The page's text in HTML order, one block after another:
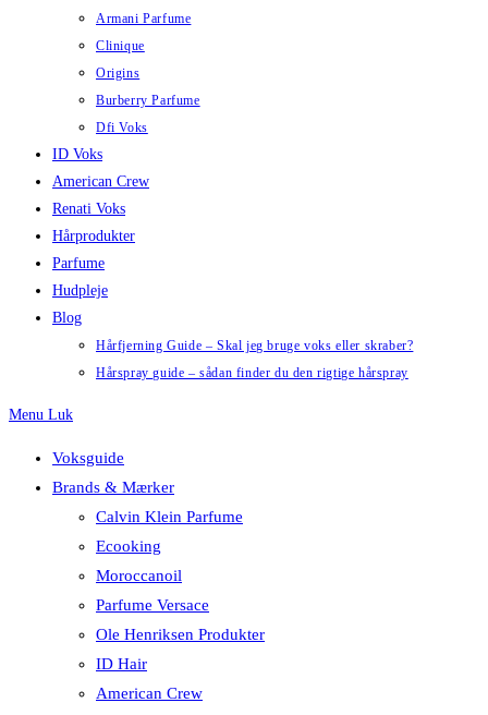
Armani Parfume
Clinique
Origins
Burberry Parfume
Dfi Voks
ID Voks
American Crew
Renati Voks
Hårprodukter
Parfume
Hudpleje
Blog
Hårfjerning Guide – Skal jeg bruge voks eller skraber?
Hårspray guide – sådan finder du den rigtige hårspray
Menu Luk
Voksguide
Brands & Mærker
Calvin Klein Parfume
Ecooking
Moroccanoil
Parfume Versace
Ole Henriksen Produkter
ID Hair
American Crew